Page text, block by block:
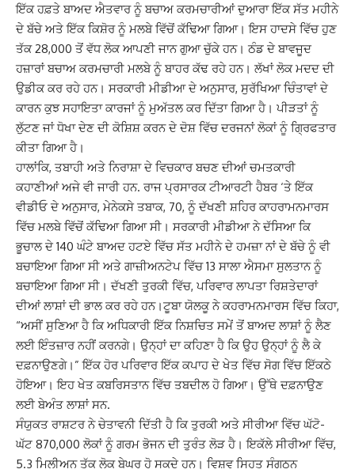
ਇੱਕ ਹਫ਼ਤੇ ਬਾਅਦ ਐਤਵਾਰ ਨੂੰ ਬਚਾਅ ਕਰਮਚਾਰੀਆਂ ਦੁਆਰਾ ਇੱਕ ਸੱਤ ਮਹੀਨੇ
ਦੇ ਬੱਚੇ ਅਤੇ ਇੱਕ ਕਿਸ਼ੋਰ ਨੂੰ ਮਲਬੇ ਵਿੱਚੋਂ ਕੱਢਿਆ ਗਿਆ। ਇਸ ਹਾਦਸੇ ਵਿੱਚ ਹੁਣ
ਤੱਕ 28,000 ਤੋਂ ਵੱਧ ਲੋਕ ਆਪਣੀ ਜਾਨ ਗੁਆ ​​ਚੁੱਕੇ ਹਨ। ਠੰਡ ਦੇ ਬਾਵਜੂਦ
ਹਜ਼ਾਰਾਂ ਬਚਾਅ ਕਰਮਚਾਰੀ ਮਲਬੇ ਨੂੰ ਬਾਹਰ ਕੱਢ ਰਹੇ ਹਨ। ਲੱਖਾਂ ਲੋਕ ਮਦਦ ਦੀ
ਉਡੀਕ ਕਰ ਰਹੇ ਹਨ। ਸਰਕਾਰੀ ਮੀਡੀਆ ਦੇ ਅਨੁਸਾਰ, ਸੁਰੱਖਿਆ ਚਿੰਤਾਵਾਂ ਦੇ
ਕਾਰਨ ਕੁਝ ਸਹਾਇਤਾ ਕਾਰਜਾਂ ਨੂੰ ਮੁਅੱਤਲ ਕਰ ਦਿੱਤਾ ਗਿਆ ਹੈ। ਪੀੜਤਾਂ ਨੂੰ
ਲੁੱਟਣ ਜਾਂ ਧੋਖਾ ਦੇਣ ਦੀ ਕੋਸ਼ਿਸ਼ ਕਰਨ ਦੇ ਦੋਸ਼ ਵਿੱਚ ਦਰਜਨਾਂ ਲੋਕਾਂ ਨੂੰ ਗ੍ਰਿਫਤਾਰ
ਕੀਤਾ ਗਿਆ ਹੈ।
ਹਾਲਾਂਕਿ, ਤਬਾਹੀ ਅਤੇ ਨਿਰਾਸ਼ਾ ਦੇ ਵਿਚਕਾਰ ਬਚਣ ਦੀਆਂ ਚਮਤਕਾਰੀ
ਕਹਾਣੀਆਂ ਅਜੇ ਵੀ ਜਾਰੀ ਹਨ. ਰਾਜ ਪ੍ਰਸਾਰਕ ਟੀਆਰਟੀ ਹੈਬਰ ‘ਤੇ ਇੱਕ
ਵੀਡੀਓ ਦੇ ਅਨੁਸਾਰ, ਮੇਨੇਕਸੇ ਤਬਾਕ, 70, ਨੂੰ ਦੱਖਣੀ ਸ਼ਹਿਰ ਕਾਹਰਾਮਨਮਾਰਸ
ਵਿੱਚ ਮਲਬੇ ਵਿੱਚੋਂ ਕੱਢਿਆ ਗਿਆ ਸੀ। ਸਰਕਾਰੀ ਮੀਡੀਆ ਨੇ ਦੱਸਿਆ ਕਿ
ਭੂਚਾਲ ਦੇ 140 ਘੰਟੇ ਬਾਅਦ ਹਟਏ ਵਿੱਚ ਸੱਤ ਮਹੀਨੇ ਦੇ ਹਮਜ਼ਾ ਨਾਂ ਦੇ ਬੱਚੇ ਨੂੰ ਵੀ
ਬਚਾਇਆ ਗਿਆ ਸੀ ਅਤੇ ਗਾਜ਼ੀਅਨਟੇਪ ਵਿੱਚ 13 ਸਾਲਾ ਐਸਮਾ ਸੁਲਤਾਨ ਨੂੰ
ਬਚਾਇਆ ਗਿਆ ਸੀ। ਦੱਖਣੀ ਤੁਰਕੀ ਵਿੱਚ, ਪਰਿਵਾਰ ਲਾਪਤਾ ਰਿਸ਼ਤੇਦਾਰਾਂ
ਦੀਆਂ ਲਾਸ਼ਾਂ ਦੀ ਭਾਲ ਕਰ ਰਹੇ ਹਨ।ਟੂਬਾ ਯੋਲਕੂ ਨੇ ਕਹਰਾਮਨਮਾਰਸ ਵਿੱਚ ਕਿਹਾ,
“ਅਸੀਂ ਸੁਣਿਆ ਹੈ ਕਿ ਅਧਿਕਾਰੀ ਇੱਕ ਨਿਸ਼ਚਿਤ ਸਮੇਂ ਤੋਂ ਬਾਅਦ ਲਾਸ਼ਾਂ ਨੂੰ ਲੈਣ
ਲਈ ਇੰਤਜ਼ਾਰ ਨਹੀਂ ਕਰਨਗੇ। ਉਨ੍ਹਾਂ ਦਾ ਕਹਿਣਾ ਹੈ ਕਿ ਉਹ ਉਨ੍ਹਾਂ ਨੂੰ ਲੈ ਕੇ
ਦਫ਼ਨਾਉਣਗੇ।” ਇੱਕ ਹੋਰ ਪਰਿਵਾਰ ਇੱਕ ਕਪਾਹ ਦੇ ਖੇਤ ਵਿੱਚ ਸੋਗ ਵਿੱਚ ਇੱਕਠੇ
ਹੋਇਆ। ਇਹ ਖੇਤ ਕਬਰਿਸਤਾਨ ਵਿੱਚ ਤਬਦੀਲ ਹੋ ਗਿਆ। ਉੱਥੇ ਦਫ਼ਨਾਉਣ
ਲਈ ਬੇਅੰਤ ਲਾਸ਼ਾਂ ਸਨ.
ਸੰਯੁਕਤ ਰਾਸ਼ਟਰ ਨੇ ਚੇਤਾਵਨੀ ਦਿੱਤੀ ਹੈ ਕਿ ਤੁਰਕੀ ਅਤੇ ਸੀਰੀਆ ਵਿੱਚ ਘੱਟੋ-
ਘੱਟ 870,000 ਲੋਕਾਂ ਨੂੰ ਗਰਮ ਭੋਜਨ ਦੀ ਤੁਰੰਤ ਲੋੜ ਹੈ। ਇਕੱਲੇ ਸੀਰੀਆ ਵਿੱਚ,
5.3 ਮਿਲੀਅਨ ਤੱਕ ਲੋਕ ਬੇਘਰ ਹੋ ਸਕਦੇ ਹਨ। ਵਿਸ਼ਵ ਸਿਹਤ ਸੰਗਠਨ